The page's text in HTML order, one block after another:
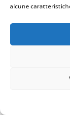
alcune
Se hai dubbi sul